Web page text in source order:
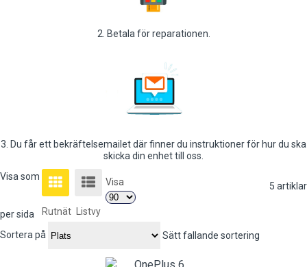
2. Betala för reparationen.
3. Du får ett bekräftelsemailet där finner du instruktioner för hur du ska
skicka din enhet till oss.
Visa som
Rutnät Listvy
5 artiklar
Visa
per sida
Sortera på
Sätt fallande sortering